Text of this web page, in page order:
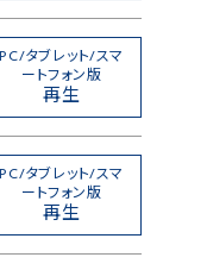
PC/タブレット/スマ
ートフォン版
再生
PC/タブレット/スマ
ートフォン版
再生